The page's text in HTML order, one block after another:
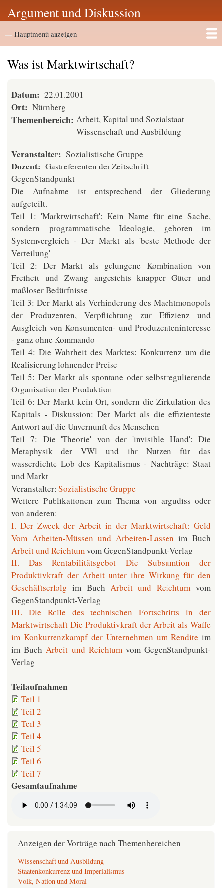
Direkt
zum
Argument und Diskussion
— Hauptmenü anzeigen
Startseite
Vortragsarchiv
Was ist Marktwirtschaft?
Datum 22.01.2001
Ort Nürnberg
Themenbereich Arbeit, Kapital und Sozialstaat
Wissenschaft und Ausbildung
Veranstalter Sozialistische Gruppe
Dozent
Gastreferenten der Zeitschrift
GegenStandpunkt
Die Aufnahme ist entsprechend der Gliederung
aufgeteilt.
Teil 1: 'Marktwirtschaft': Kein Name für eine Sache,
sondern programmatische Ideologie, geboren im
Systemvergleich - Der Markt als 'beste Methode der
Verteilung'
Teil 2: Der Markt als gelungene Kombination von
Freiheit und Zwang angesichts knapper Güter und
maßloser Bedürfnisse
Teil 3: Der Markt als Verhinderung des Machtmonopols
der Produzenten, Verpflichtung zur Effizienz und
Ausgleich von Konsumenten- und Produzenteninteresse
- ganz ohne Kommando
Teil 4: Die Wahrheit des Marktes: Konkurrenz um die
Realisierung lohnender Preise
Teil 5: Der Markt als spontane oder selbstregulierende
Organisation der Produktion
Teil 6: Der Markt kein Ort, sondern die Zirkulation des
Kapitals - Diskussion: Der Markt als die effizienteste
Antwort auf die Unvernunft des Menschen
Teil 7: Die 'Theorie' von der 'invisible Hand': Die
Metaphysik der VWl und ihr Nutzen für das
wasserdichte Lob des Kapitalismus - Nachträge: Staat
und Markt
Veranstalter: Sozialistische Gruppe
Weitere Publikationen zum Thema von argudiss oder
von anderen:
I. Der Zweck der Arbeit in der Marktwirtschaft: Geld
Vom Arbeiten-Müssen und Arbeiten-Lassen im Buch
Arbeit und Reichtumvom GegenStandpunkt-Verlag
II. Das Rentabilitätsgebot Die Subsumtion der
Produktivkraft der Arbeit unter ihre Wirkung für den
Geschäftserfolg im Buch Arbeit und Reichtum vom
GegenStandpunkt-Verlag
III. Die Rolle des technischen Fortschritts in der
Marktwirtschaft Die Produktivkraft der Arbeit als Waffe
im Konkurrenzkampf der Unternehmen um Rendite im
im Buch Arbeit und Reichtumvom GegenStandpunkt-
Verlag
Teilaufnahmen
Teil 1
Teil 2
Teil 3
Teil 4
Teil 5
Teil 6
Teil 7
Gesamtaufnahme
Anzeigen der Vorträge nach Themenbereichen
Wissenschaft und Ausbildung
Staatenkonkurrenz und Imperialismus
Volk, Nation und Moral